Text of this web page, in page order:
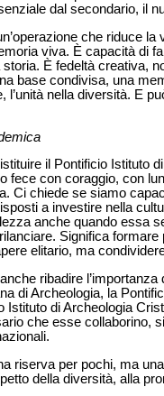
dal secondario, il
che riduce
viva. È capacità di
È fedeltà creativa,
base condivisa, una
l’unità nella diversità. E
il Pontificio Istituto
fece con coraggio, con
Ci chiede se siamo
a investire nella
anche quando
Significa
elitario, ma
ribadire
di Archeologia, la
Istituto di Archeologia
che esse collaborino,
riserva per pochi, ma
della diversità, alla